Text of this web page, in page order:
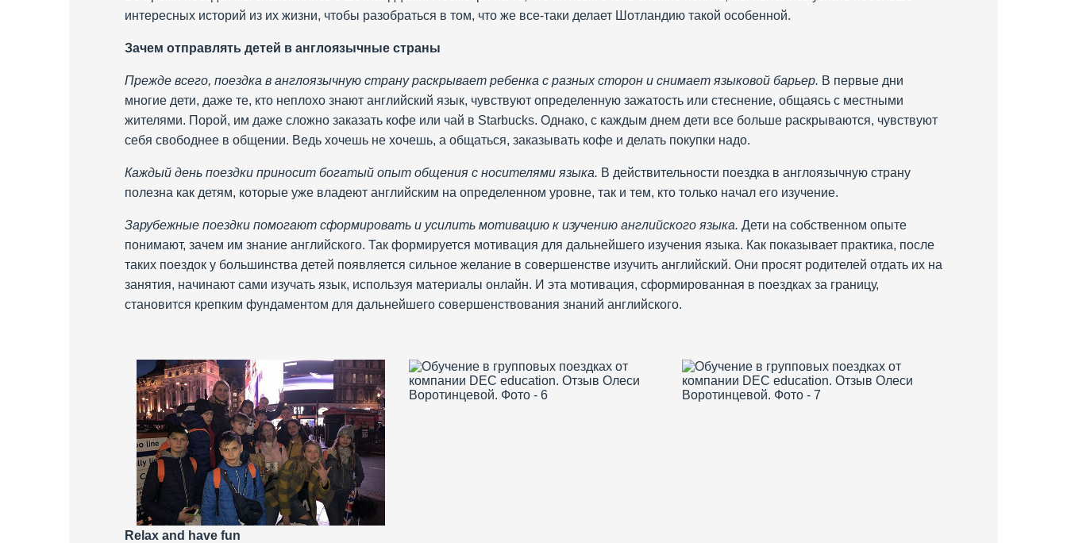
интересных историй из их жизни, чтобы разобраться в том, что же все-таки делает Шотландию такой особенной.
Зачем отправлять детей в англоязычные страны
Прежде всего, поездка в англоязычную страну раскрывает ребенка с разных сторон и снимает языковой барьер. В первые дни
многие дети, даже те, кто неплохо знают английский язык, чувствуют определенную зажатость или стеснение, общаясь с местными
жителями. Порой, им даже сложно заказать кофе или чай в Starbucks. Однако, с каждым днем дети все больше раскрываются, чувствуют
себя свободнее в общении. Ведь хочешь не хочешь, а общаться, заказывать кофе и делать покупки надо.
Каждый день поездки приносит богатый опыт общения с носителями языка. В действительности поездка в англоязычную страну
полезна как детям, которые уже владеют английским на определенном уровне, так и тем, кто только начал его изучение.
Зарубежные поездки помогают сформировать и усилить мотивацию к изучению английского языка. Дети на собственном опыте
понимают, зачем им знание английского. Так формируется мотивация для дальнейшего изучения языка. Как показывает практика, после
таких поездок у большинства детей появляется сильное желание в совершенстве изучить английский. Они просят родителей отдать их на
занятия, начинают сами изучать язык, используя материалы онлайн. И эта мотивация, сформированная в поездках за границу,
становится крепким фундаментом для дальнейшего совершенствования знаний английского.
Relax and have fun